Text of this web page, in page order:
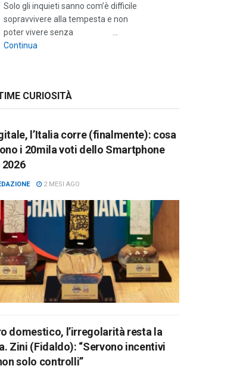
Solo gli inquieti sanno com’è difficile
sopravvivere alla tempesta e non
poter vivere senza …
Continua
CURIOSITÀ
l’Italia corre (finalmente): cosa
i 20mila voti dello Smartphone
2026
2 MESI AGO
domestico, l’irregolarità resta la
Zini (Fidaldo): “Servono incentivi
solo controlli”